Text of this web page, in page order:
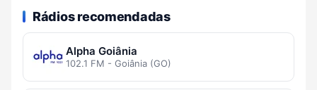
Rádios recomendadas
Alpha Goiânia
102.1 FM - Goiânia (GO)